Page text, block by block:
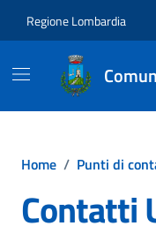
Regione Lombardia
Home / Punti di
Contatti